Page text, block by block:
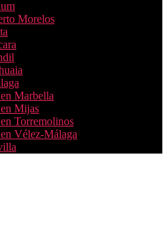
Morelos
Marbella
Mijas
Torremolinos
Vélez-Málaga